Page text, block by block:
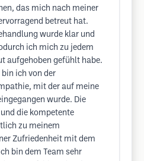
das mich nach meiner
betreut hat.
wurde klar und
ich mich zu jedem
aufgehoben gefühlt habe.
bin ich von der
mit der auf meine
wurde. Die
die kompetente
zu meinem
Zufriedenheit mit dem
bin dem Team sehr